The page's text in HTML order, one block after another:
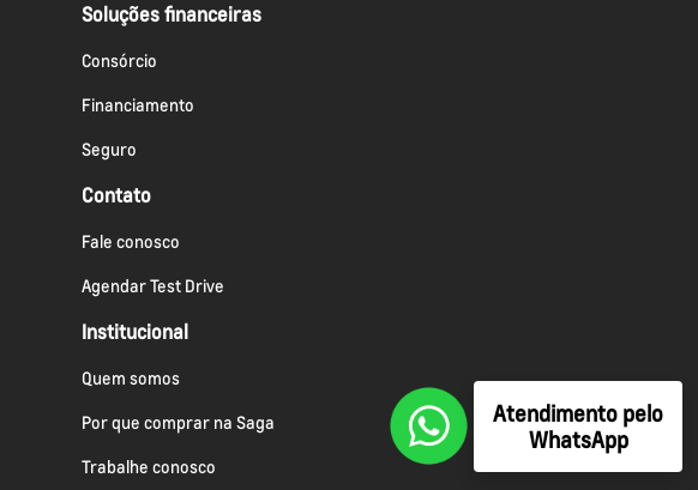
Soluções financeiras
Consórcio
Financiamento
Seguro
Contato
Fale conosco
Agendar Test Drive
Institucional
Quem somos
Por que comprar na Saga
Trabalhe conosco
Atendimento pelo
WhatsApp